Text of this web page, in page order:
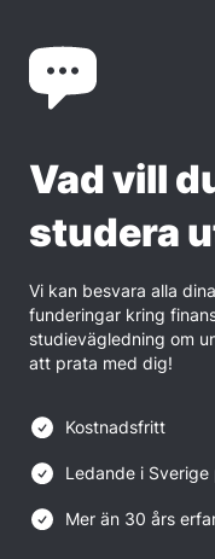
Vad vill
studera
Vi kan besvara alla
funderingar kring
studievägledning om
att prata med dig!
Kostnadsfritt
Ledande i
Mer än 30 års